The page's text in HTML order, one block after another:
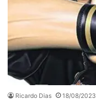
Ricardo Dias 18/08/2023